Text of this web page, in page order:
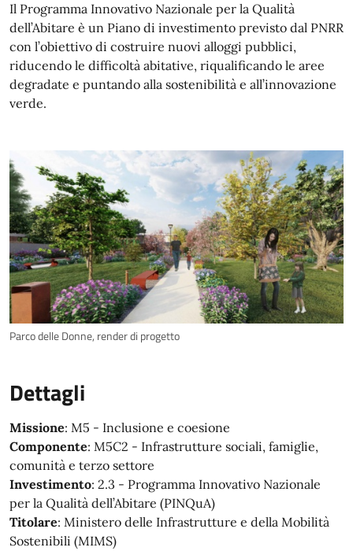
Il Programma Innovativo Nazionale per la Qualità
dell’Abitare è un Piano di investimento previsto dal PNRR
con l’obiettivo di costruire nuovi alloggi pubblici,
riducendo le difficoltà abitative, riqualificando le aree
degradate e puntando alla sostenibilità e all’innovazione
verde.
Parco delle Donne, render di progetto
Dettagli
Missione: M5 - Inclusione e coesione
Componente: M5C2 - Infrastrutture sociali, famiglie,
comunità e terzo settore
Investimento: 2.3 - Programma Innovativo Nazionale
per la Qualità dell’Abitare (PINQuA)
Titolare: Ministero delle Infrastrutture e della Mobilità
Sostenibili (MIMS)